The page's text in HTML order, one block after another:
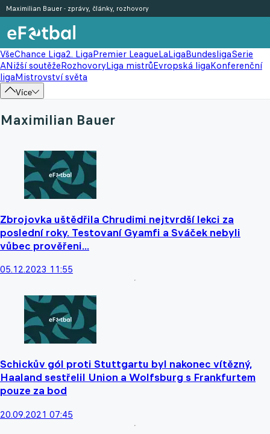
VšeChance Liga2. LigaPremier LeagueLaLigaBundesligaSerie
ANižší soutěžeRozhovoryLiga mistrůEvropská ligaKonferenční
ligaMistrovství světa
Více
Maximilian Bauer - zprávy, články, rozhovory
Maximilian Bauer
Zbrojovka uštědřila Chrudimi nejtvrdší lekci za
poslední roky. Testovaní Gyamfi a Sváček nebyli
vůbec prověřeni...
05.12.2023 11:55
Schickův gól proti Stuttgartu byl nakonec vítězný,
Haaland sestřelil Union a Wolfsburg s Frankfurtem
pouze za bod
20.09.2021 07:45